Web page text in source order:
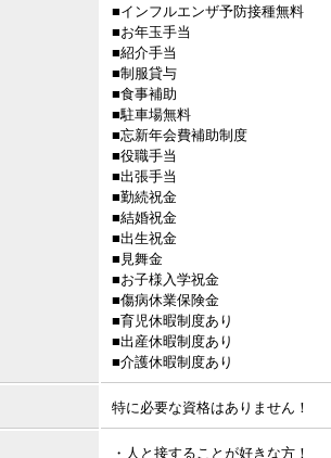
■インフルエンザ予防接種無料
■お年玉手当
■紹介手当
■制服貸与
■食事補助
■駐車場無料
■忘新年会費補助制度
■役職手当
■出張手当
■勤続祝金
■結婚祝金
■出生祝金
■見舞金
■お子様入学祝金
■傷病休業保険金
■育児休暇制度あり
■出産休暇制度あり
■介護休暇制度あり
特に必要な資格はありません！
・人と接することが好きな方！